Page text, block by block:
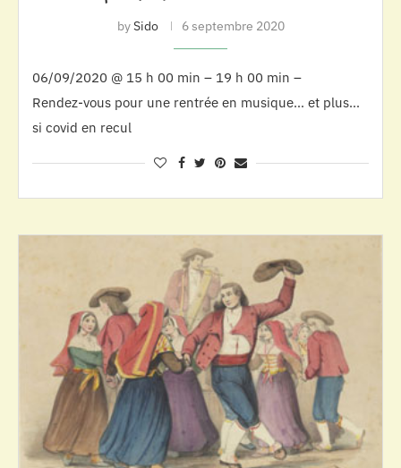
bySido 6 septembre 2020
06/09/2020 @ 15 h 00 min – 19 h 00 min –
Rendez-vous pour une rentrée en musique… et plus…
si covid en recul